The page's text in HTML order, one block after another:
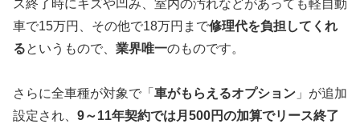
ス終了時にキズや凹み、室内の汚れなどがあっても軽自動
車で15万円、その他で18万円まで修理代を負担してくれ
るというもので、 業界唯一のものです。
さらに全車種が対象で「 車がもらえるオプション 」が追加
設定され、 9～11年契約では月500円の加算でリース終了